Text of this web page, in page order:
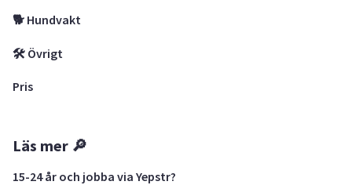
🐕 Hundvakt
🛠 Övrigt
Pris
Läs mer 🔎
15-24 år och jobba via Yepstr?